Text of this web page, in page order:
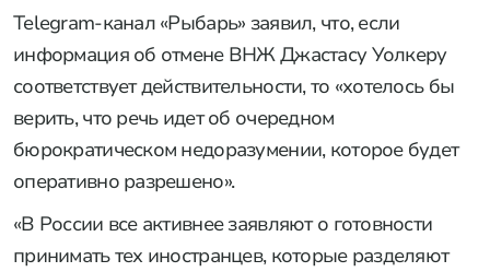
Telegram-канал «Рыбарь» заявил, что, если
информация об отмене ВНЖ Джастасу Уолкеру
соответствует действительности, то «хотелось бы
верить, что речь идет об очередном
бюрократическом недоразумении, которое будет
оперативно разрешено».
«В России все активнее заявляют о готовности
принимать тех иностранцев, которые разделяют